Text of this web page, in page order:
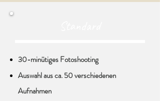
30-minütiges Fotoshooting
Auswahl aus ca. 50 verschiedenen
Aufnahmen